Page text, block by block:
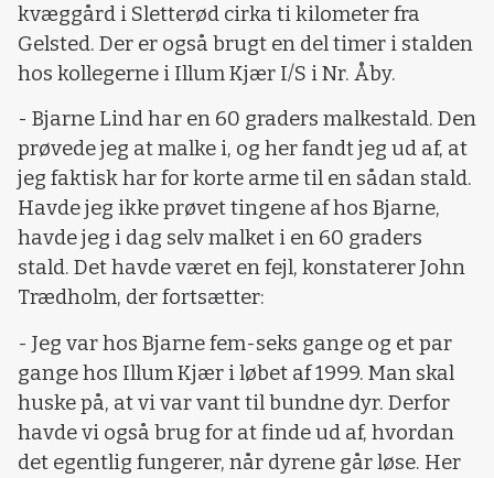
kvæggård i Sletterød cirka ti kilometer fra
Gelsted. Der er også brugt en del timer i stalden
hos kollegerne i Illum Kjær I/S i Nr. Åby.
- Bjarne Lind har en 60 graders malkestald. Den
prøvede jeg at malke i, og her fandt jeg ud af, at
jeg faktisk har for korte arme til en sådan stald.
Havde jeg ikke prøvet tingene af hos Bjarne,
havde jeg i dag selv malket i en 60 graders
stald. Det havde været en fejl, konstaterer John
Trædholm, der fortsætter:
- Jeg var hos Bjarne fem-seks gange og et par
gange hos Illum Kjær i løbet af 1999. Man skal
huske på, at vi var vant til bundne dyr. Derfor
havde vi også brug for at finde ud af, hvordan
det egentlig fungerer, når dyrene går løse. Her